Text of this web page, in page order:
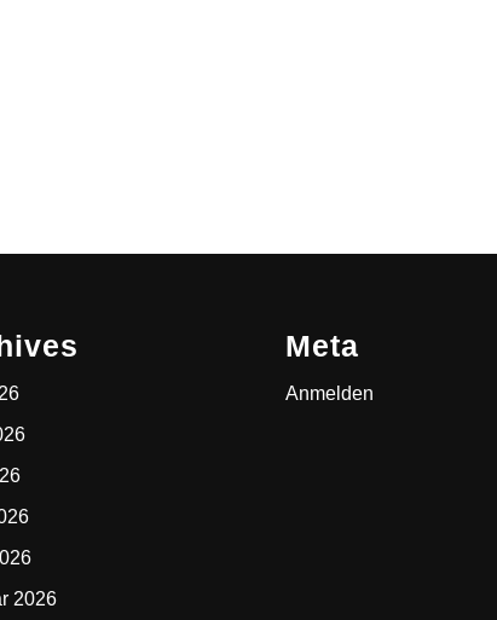
2026
Meta
Anmelden